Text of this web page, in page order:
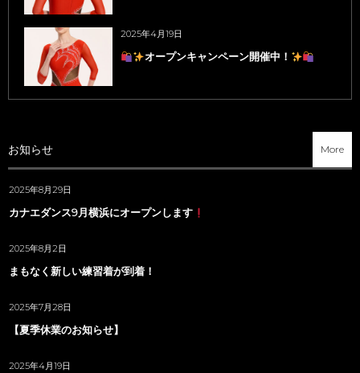
2025年4月19日
オープンキャンペーン開催中！
お知らせ
2025年8月29日
カナエダンス9月横浜にオープンします
2025年8月2日
まもなく新しい練習着が到着！
2025年7月28日
【夏季休業のお知らせ】
2025年4月19日
More